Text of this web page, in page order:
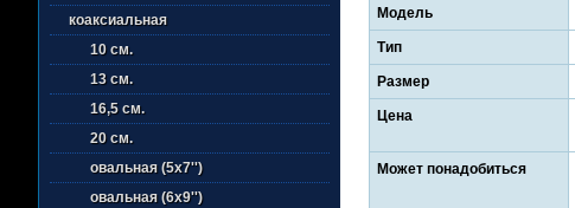
коаксиальная
10 см.
13 см.
16,5 см.
20 см.
овальная (5х7'')
овальная (6х9'')
Модель
Тип
Размер
Цена
Может понадобиться